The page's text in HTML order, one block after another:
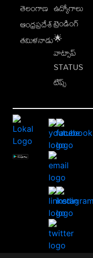
తెలంగాణ
ఆంధ్రప్రదేశ్
తమిళనాడు
ఉద్యోగాలు
ట్రెండింగ్
🌟
వాట్సాప్
STATUS
టిప్స్